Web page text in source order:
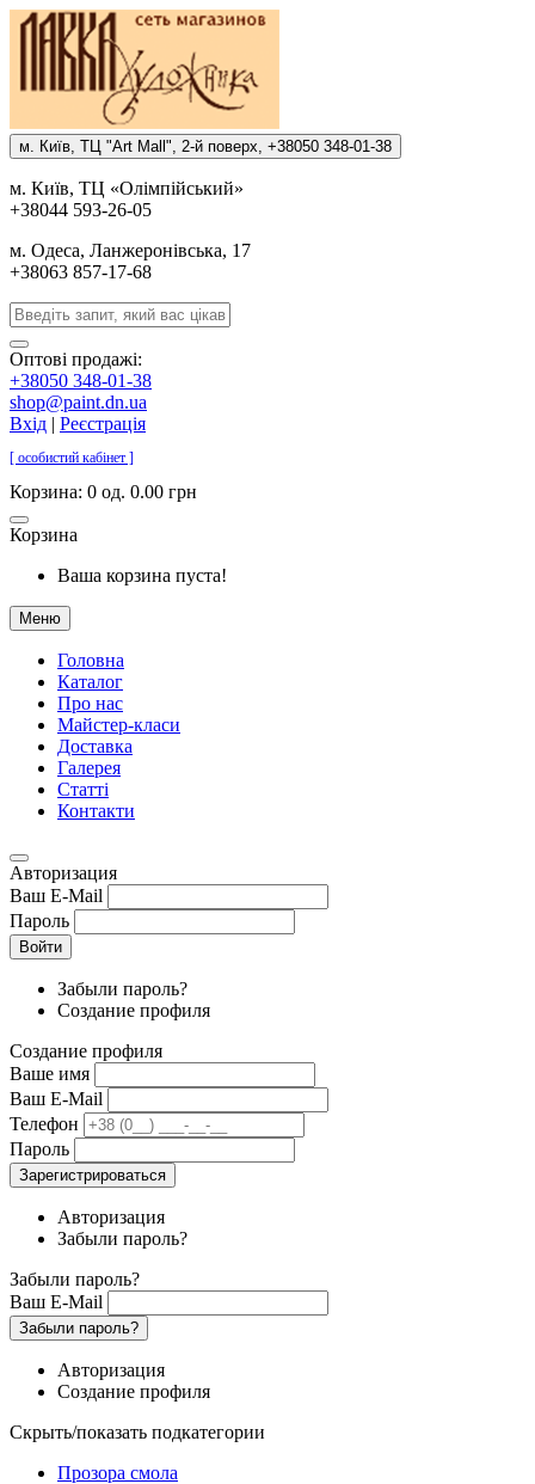
м. Киïв, ТЦ "Art Mall", 2-й поверх, +38050 348-01-38
м. Киïв, ТЦ «Олiмпiйський»
+38044 593-26-05
м. Одеса, Ланжеронiвська, 17
+38063 857-17-68
Оптові продажі:
+38050 348-01-38
shop@paint.dn.ua
Вхід | Реєстрація
[ особистий кабінет ]
Корзина: 0 од. 0.00 грн
Корзина
Ваша корзина пуста!
Меню
Головна
Каталог
Про нас
Майстер-класи
Доставка
Галерея
Статтi
Контакти
Авторизация
Ваш E-Mail
Пароль
Войти
Забыли пароль?
Создание профиля
Создание профиля
Ваше имя
Ваш E-Mail
Телефон
Пароль
Зарегистрироваться
Авторизация
Забыли пароль?
Забыли пароль?
Ваш E-Mail
Забыли пароль?
Авторизация
Создание профиля
Скрыть/показать подкатегории
Прозора смола